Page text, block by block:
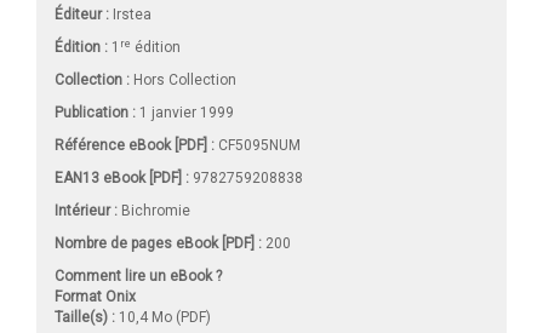
Éditeur : Irstea
Édition : 1 re édition
Collection : Hors Collection
Publication : 1 janvier 1999
Référence eBook [PDF] : CF5095NUM
EAN13 eBook [PDF] : 9782759208838
Intérieur : Bichromie
Nombre de pages eBook [PDF] : 200
Comment lire un eBook ?
Format Onix
Taille(s) : 10,4 Mo (PDF)